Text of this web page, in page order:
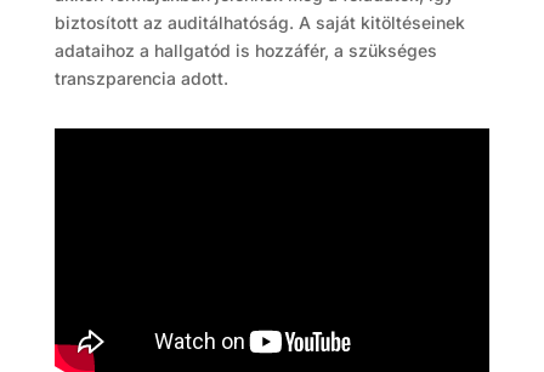
biztosított az auditálhatóság. A saját kitöltéseinek
adataihoz a hallgatód is hozzáfér, a szükséges
transzparencia adott.